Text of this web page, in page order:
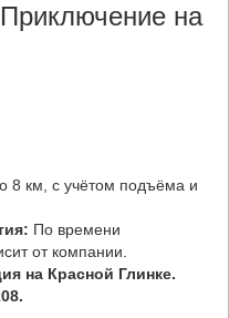
на
8 км, с учётом подъёма и
По времени
от компании.
на Красной Глинке.